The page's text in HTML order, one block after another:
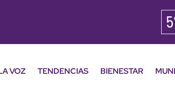
VOZ TENDENCIAS BIENESTAR